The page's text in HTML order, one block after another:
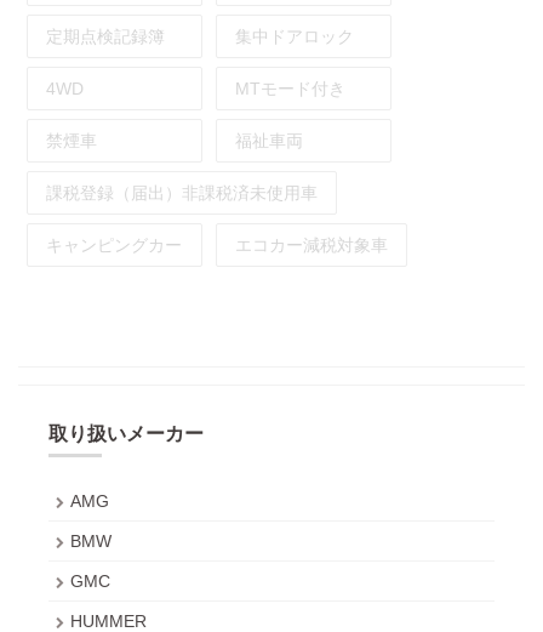
定期点検記録簿 集中ドアロック
4WD MTモード付き
禁煙車 福祉車両
課税登録（届出）非課税済未使用車
キャンピングカー エコカー減税対象車
取り扱いメーカー
AMG
BMW
GMC
HUMMER